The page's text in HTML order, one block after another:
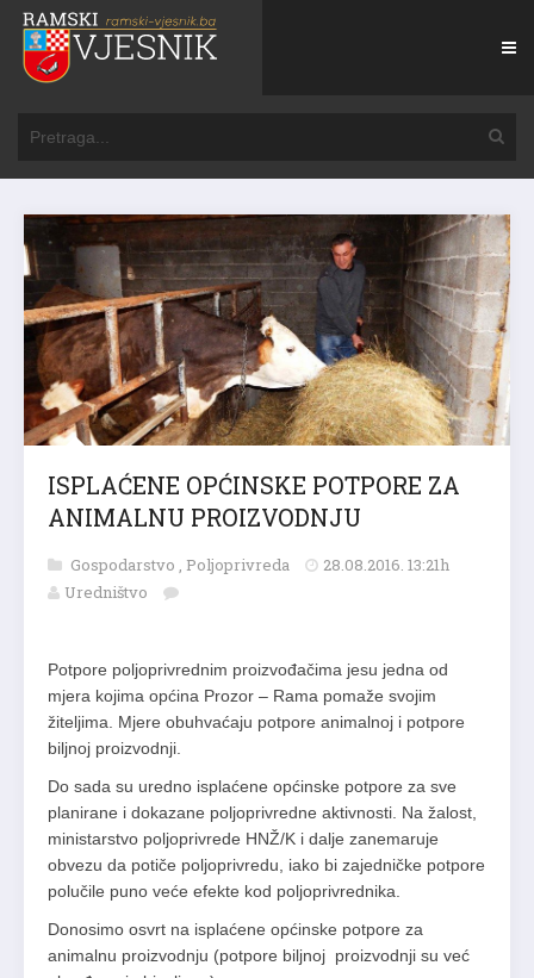
ISPLAĆENE OPĆINSKE POTPORE ZA
ANIMALNU PROIZVODNJU
Gospodarstvo , Poljoprivreda
28.08.2016. 13:21h
Uredništvo
Potpore poljoprivrednim proizvođačima jesu jedna od
mjera kojima općina Prozor – Rama pomaže svojim
žiteljima. Mjere obuhvaćaju potpore animalnoj i potpore
biljnoj proizvodnji.
Do sada su uredno isplaćene općinske potpore za sve
planirane i dokazane poljoprivredne aktivnosti. Na žalost,
ministarstvo poljoprivrede HNŽ/K i dalje zanemaruje
obvezu da potiče poljoprivredu, iako bi zajedničke potpore
polučile puno veće efekte kod poljoprivrednika.
Donosimo osvrt na isplaćene općinske potpore za
animalnu proizvodnju (potpore biljnoj proizvodnji su već